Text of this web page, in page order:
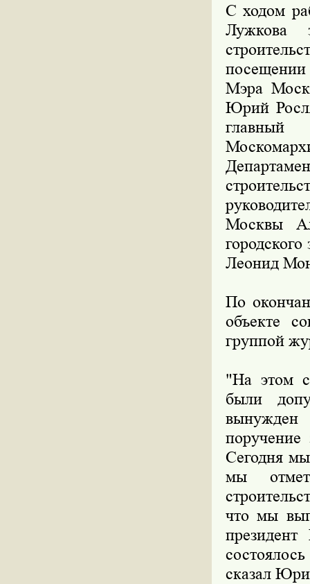
С ходом
Лужкова
посещении
Мэра
Юрий
Москвы
Леонид
По
объекте
группой
"На этом
были
вынужден
поручение
Сегодня
мы
что мы
сказал